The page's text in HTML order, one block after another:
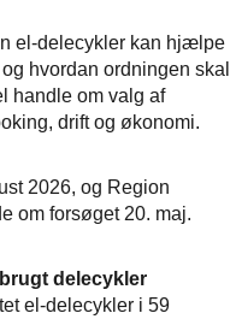
el-delecykler kan hjælpe
hvordan ordningen skal
handle om valg af
drift og økonomi.
2026, og Region
om forsøget 20. maj.
delecykler
el-delecykler i 59